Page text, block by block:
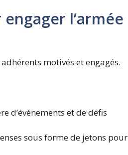
l’armée
motivés et engagés.
d’événements et de défis
sous forme de jetons pour